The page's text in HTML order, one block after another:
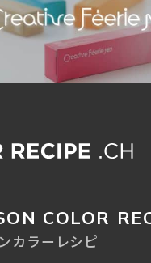
COLOR
カラーレシピ